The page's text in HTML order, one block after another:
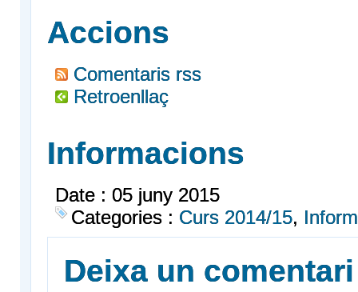
Accions
Comentaris rss
Retroenllaç
Informacions
Date : 05 juny 2015
Categories : Curs 2014/15,
Deixa un comentari